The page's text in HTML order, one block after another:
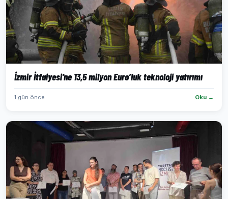
İzmir İtfaiyesi’ne 13,5 milyon Euro’luk teknoloji yatırımı
1 gün önce Oku →